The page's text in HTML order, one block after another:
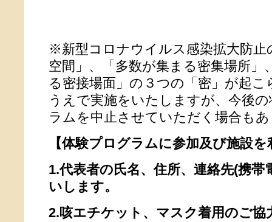
※新型コロナウイルス感染拡大防止
空間」、「多数が集まる密集場所」
る密接場面」の３つの「密」が起
うえで実施をいたしますが、今後
ラムを中止させていただく場合も
【体験プログラムに参加及び施設
1.代表者の氏名、住所、連絡先(携
いします。
2.咳エチケット、マスク着用のご